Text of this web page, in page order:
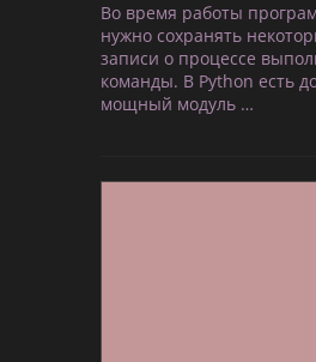
Во время работы
нужно сохранять
записи о процессе
команды. В Python есть
мощный модуль …